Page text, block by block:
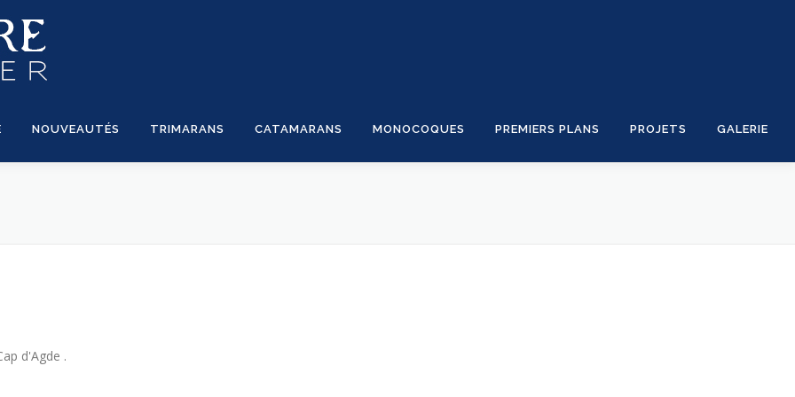
NOUVEAUTÉS TRIMARANS CATAMARANS MONOCOQUES PREMIERS PLANS PROJETS GALERIE
d'Agde .